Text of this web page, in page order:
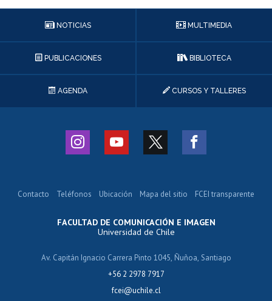
NOTICIAS MULTIMEDIA
PUBLICACIONES BIBLIOTECA
AGENDA CURSOS Y TALLERES
FACULTAD DE COMUNICACIÓN E IMAGEN
Universidad de Chile
Av. Capitán Ignacio Carrera Pinto 1045, Ñuñoa, Santiago
+56 2 2978 7917
fcei@uchile.cl
Contacto Teléfonos Ubicación Mapa del sitio FCEI transparente